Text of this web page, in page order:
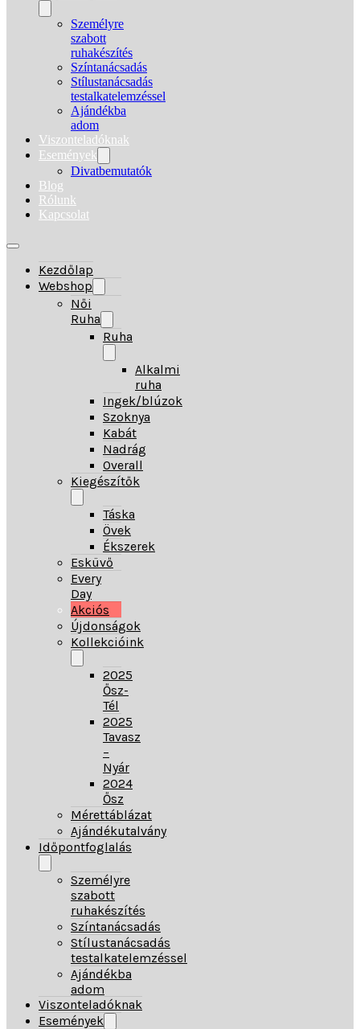
Személyre
szabott
ruhakészítés
Színtanácsadás
Stílustanácsadás
testalkatelemzéssel
Ajándékba
adom
Viszonteladóknak
Események
Divatbemutatók
Blog
Rólunk
Kapcsolat
Kezdőlap
Webshop
Női
Ruha
Ruha
Alkalmi
ruha
Ingek/blúzok
Szoknya
Kabát
Nadrág
Overall
Kiegészítők
Táska
Övek
Ékszerek
Esküvő
Every
Day
Akciós
Újdonságok
Kollekcióink
2025
Ősz-
Tél
2025
Tavasz
–
Nyár
2024
Ősz
Mérettáblázat
Ajándékutalvány
Időpontfoglalás
Személyre
szabott
ruhakészítés
Színtanácsadás
Stílustanácsadás
testalkatelemzéssel
Ajándékba
adom
Viszonteladóknak
Események